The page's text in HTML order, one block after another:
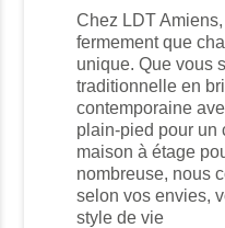
Chez LDT
fermement que
unique. Que vous
traditionnelle en
contemporaine
plain-pied pour un
maison à étage
nombreuse, nous
selon vos envies,
style de vie